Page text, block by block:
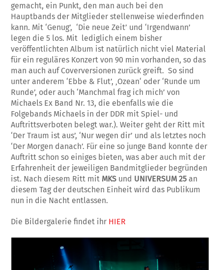
gemacht, ein Punkt, den man auch bei den
Hauptbands der Mitglieder stellenweise wiederfinden
kann. Mit ‘Genug’, ‘Die neue Zeit’ und ‘Irgendwann’
legen die 5 los. Mit lediglich einem bisher
veröffentlichten Album ist natürlich nicht viel Material
für ein reguläres Konzert von 90 min vorhanden, so das
man auch auf Coverversionen zurück greift. So sind
unter anderem ‘Ebbe & Flut’, ‚Ozean‘ oder ‘Runde um
Runde’, oder auch ‘Manchmal frag ich mich’ von
Michaels Ex Band Nr. 13, die ebenfalls wie die
Folgebands Michaels in der DDR mit Spiel- und
Auftrittsverboten belegt war.). Weiter geht der Ritt mit
‘Der Traum ist aus’, ‘Nur wegen dir’ und als letztes noch
‘Der Morgen danach’. Für eine so junge Band konnte der
Auftritt schon so einiges bieten, was aber auch mit der
Erfahrenheit der jeweiligen Bandmitglieder begründen
ist. Nach diesem Ritt mit MKS und UNIVERSUM 25 an
diesem Tag der deutschen Einheit wird das Publikum
nun in die Nacht entlassen.
Die Bildergalerie findet ihr HIER